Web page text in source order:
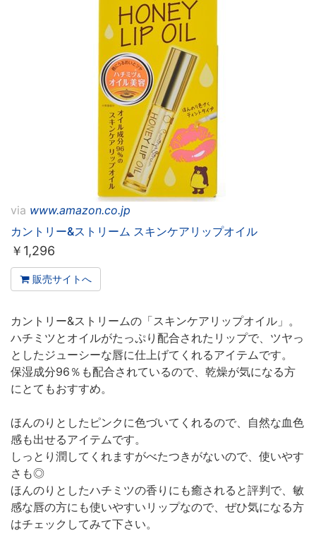
via www.amazon.co.jp
カントリー&ストリーム スキンケアリップオイル
￥ 1,296
販売サイトへ
カントリー&ストリームの「スキンケアリップオイル」。
ハチミツとオイルがたっぷり配合されたリップで、ツヤっ
としたジューシーな唇に仕上げてくれるアイテムです。
保湿成分96％も配合されているので、乾燥が気になる方
にとてもおすすめ。
ほんのりとしたピンクに色づいてくれるので、自然な血色
感も出せるアイテムです。
しっとり潤してくれますがべたつきがないので、使いやす
さも◎
ほんのりとしたハチミツの香りにも癒されると評判で、敏
感な唇の方にも使いやすいリップなので、ぜひ気になる方
はチェックしてみて下さい。